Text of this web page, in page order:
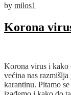
by milos1
Korona
Korona virus i kako
većina nas
karantinu. Pitamo